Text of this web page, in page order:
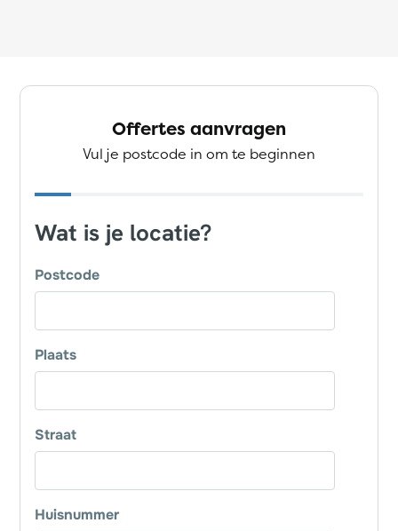
Offertes aanvragen
Vul je postcode in om te beginnen